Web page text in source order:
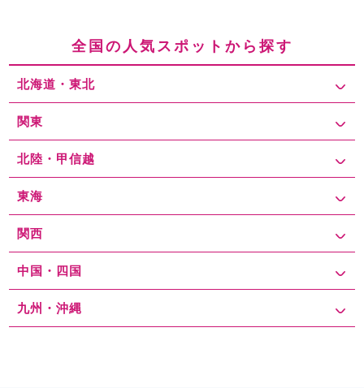
全国の人気スポットから探す
北海道・東北
関東
北陸・甲信越
東海
関西
中国・四国
九州・沖縄